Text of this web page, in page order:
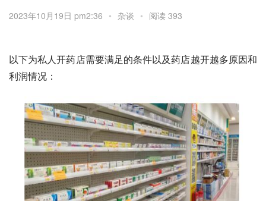
2023年10月19日 pm2:36 • 杂谈 • 阅读 393
以下为私人开药店需要满足的条件以及药店越开越多原因和
利润情况：